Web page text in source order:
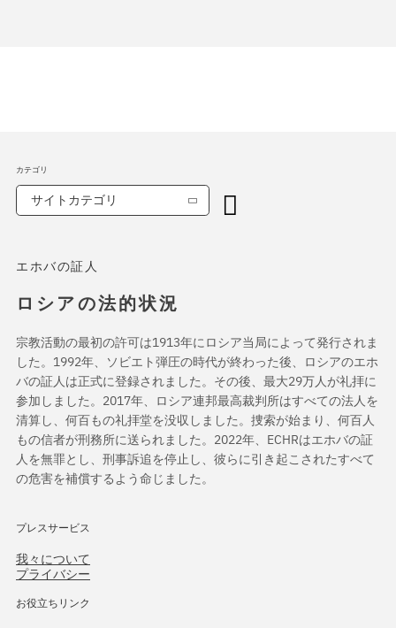
エホバの証人
ロシアの法的状況
宗教活動の最初の許可は1913年にロシア当局によって発行されま
した。1992年、ソビエト弾圧の時代が終わった後、ロシアのエホ
バの証人は正式に登録されました。その後、最大29万人が礼拝に
参加しました。2017年、ロシア連邦最高裁判所はすべての法人を
清算し、何百もの礼拝堂を没収しました。捜索が始まり、何百人
もの信者が刑務所に送られました。2022年、ECHRはエホバの証
人を無罪とし、刑事訴追を停止し、彼らに引き起こされたすべて
の危害を補償するよう命じました。
プレスサービス
我々について
プライバシー
お役立ちリンク
カテゴリ
サイトカテゴリ